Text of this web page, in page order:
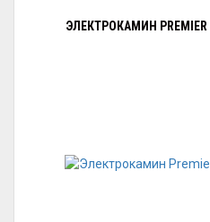
ЭЛЕКТРОКАМИН PREMIER